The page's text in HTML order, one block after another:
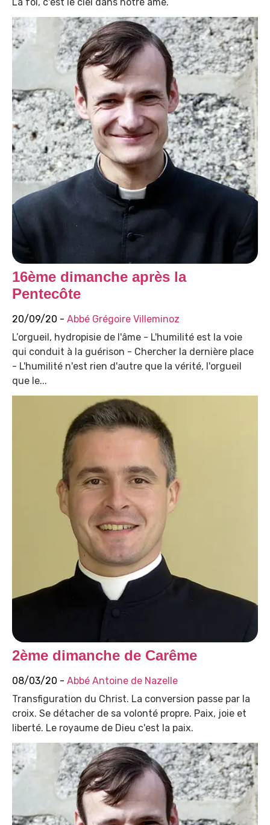
16ème dimanche après la
Pentecôte
20/09/20 - Abbé Grégoire Villeminoz
L’orgueil, hydropisie de l'âme - L'humilité est la voie
qui conduit à la guérison - Chercher la dernière place
- L'humilité n'est rien d'autre que la vérité, l'orgueil
que le...
2ème dimanche de Carême
08/03/20 - Abbé Antoine de Nazelle
Transfiguration du Christ. La conversion passe par la
croix. Se détacher de sa volonté propre. Paix, joie et
liberté. Le royaume de Dieu c'est la paix.